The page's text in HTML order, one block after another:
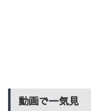
動画で一気見